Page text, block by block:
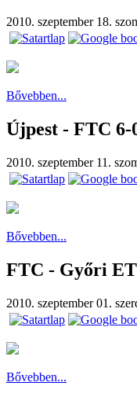
2010. szeptember 18.
Bővebben...
Újpest - FTC 6-
2010. szeptember 11.
Bővebben...
FTC - Győri
2010. szeptember 01.
Bővebben...